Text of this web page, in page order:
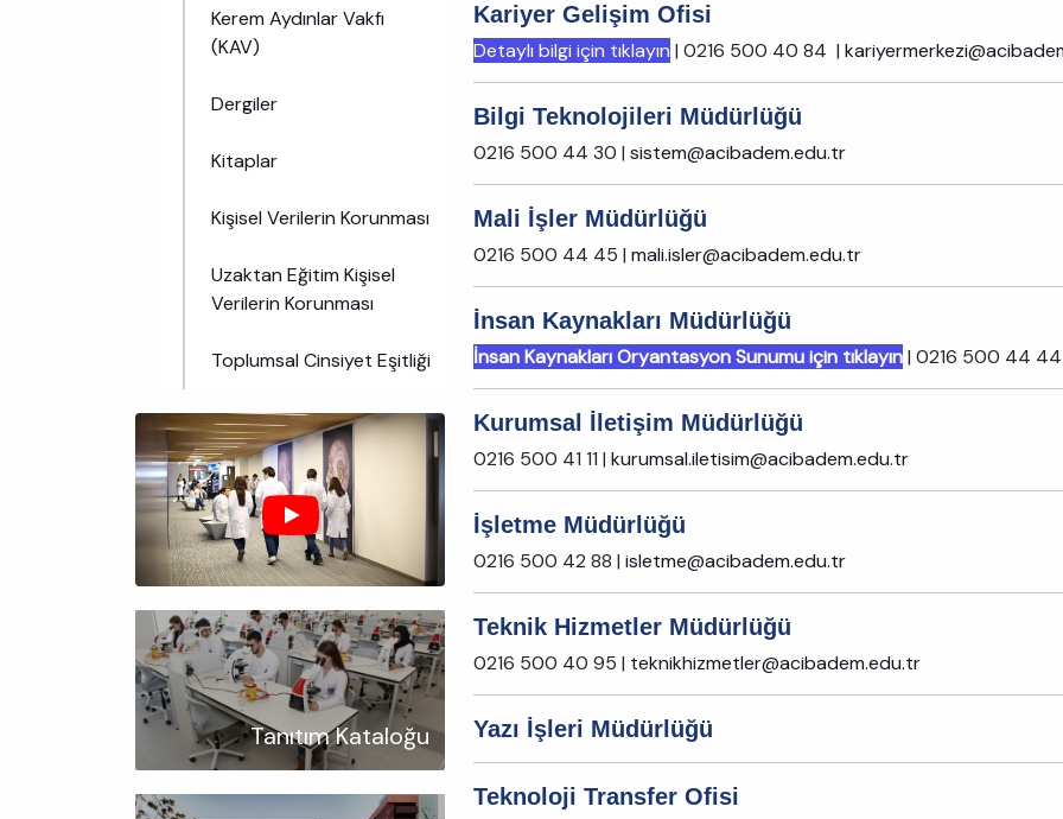
Kerem Aydınlar Vakfı
(KAV)
Dergiler
Kitaplar
Kişisel Verilerin Korunması
Uzaktan Eğitim Kişisel
Verilerin Korunması
Toplumsal Cinsiyet Eşitliği
Tanıtım Kataloğu
Kariyer Gelişim Ofisi
Detaylı bilgi için tıklayın | 0216 500 40 84 |
Bilgi Teknolojileri Müdürlüğü
0216 500 44 30 | sistem@acibadem.edu.tr
Mali İşler Müdürlüğü
0216 500 44 45 | mali.isler@acibadem.edu.tr
İnsan Kaynakları Müdürlüğü
İnsan Kaynakları Oryantasyon Sunumu için tıklayın| 0216 500 44
Kurumsal İletişim Müdürlüğü
0216 500 41 11 | kurumsal.iletisim@acibadem.edu.tr
İşletme Müdürlüğü
0216 500 42 88 | isletme@acibadem.edu.tr
Teknik Hizmetler Müdürlüğü
0216 500 40 95 | teknikhizmetler@acibadem.edu.tr
Yazı İşleri Müdürlüğü
Teknoloji Transfer Ofisi